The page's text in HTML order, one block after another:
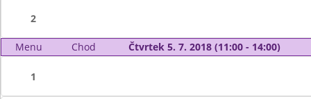
2
Menu Chod Čtvrtek 5. 7. 2018 (11:00 - 14:00)
1